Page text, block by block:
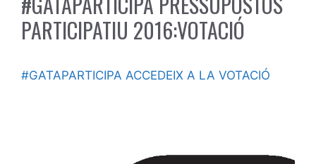
PARTICIPATIU 2016:VOTACIÓ
#GATAPARTICIPA ACCEDEIX A LA VOTACIÓ